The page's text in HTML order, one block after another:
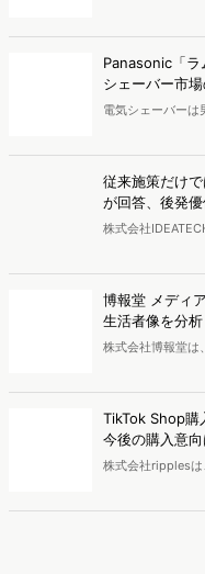
インターネット
結果を公開しまし
Panasonic「ラ
シェーバー市
電気シェーバーは
年さまざまなニ
います。今回は、
の可能性を考察
入サイト、属性を
従来施策だけ
が回答、後発
査】
株式会社
担当者（BtoB／
拡大の意思決定に
新サービスの市場
公開しました。
博報堂 メディ
生活者像を分
が強く、信用
株式会社博報堂は
ロンドン・ドイ
代）を対象に、メ
利用状況を調査す
実施し、結果を
TikTok Shop購
今後の購入意
株式会社ripplesは
を対象とした「
公開しました。